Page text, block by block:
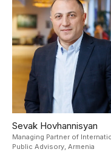
Sevak Hovhannisyan
Managing Partner of
Public Advisory, Armenia